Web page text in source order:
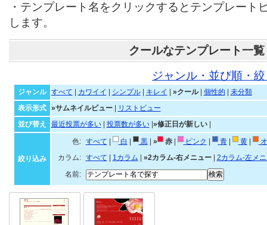
・テンプレート名をクリックするとテンプレート
します。
クールなテンプレート一覧
ジャンル・並び順・
ジャンル すべて カワイイ シンプル| キレイ »クール| 個性的
未分類
表示形式
»サムネイルビュー|
リストビュー
並び替え
最近投票が多い| 投票数が多い| »修正日が新しい|
絞り込み
色: すべて 白 黒| » 赤| ピンク 青| 黄|
カラム:
すべて 1カラム »2カラム-右メニュー| 2カラム-左メ
名前: